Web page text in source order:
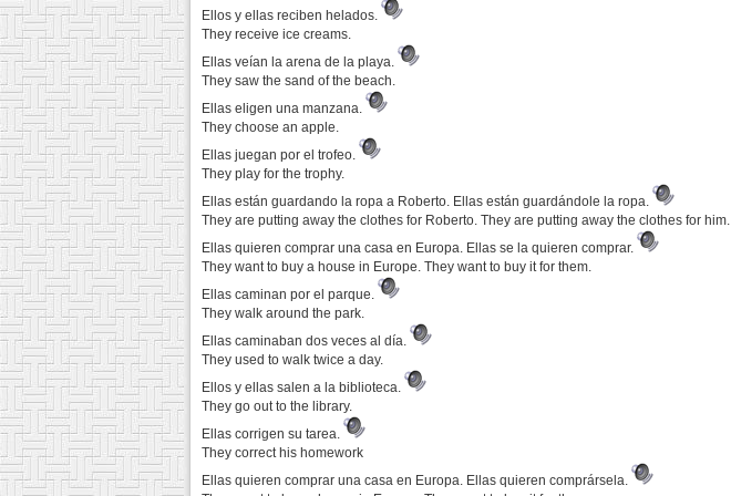
Ellos y ellas reciben helados.
They receive ice creams.
Ellas veían la arena de la playa.
They saw the sand of the beach.
Ellas eligen una manzana.
They choose an apple.
Ellas juegan por el trofeo.
They play for the trophy.
Ellas están guardando la ropa a Roberto. Ellas están guardándole la ropa.
They are putting away the clothes for Roberto. They are putting away the clothes for him.
Ellas quieren comprar una casa en Europa. Ellas se la quieren comprar.
They want to buy a house in Europe. They want to buy it for them.
Ellas caminan por el parque.
They walk around the park.
Ellas caminaban dos veces al día.
They used to walk twice a day.
Ellos y ellas salen a la biblioteca.
They go out to the library.
Ellas corrigen su tarea.
They correct his homework
Ellas quieren comprar una casa en Europa. Ellas quieren comprársela.